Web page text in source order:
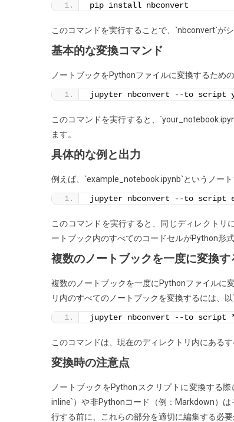
pip install nbconvert
このコマンドを実行することで、`nbconvert`が
基本的な変換コマンド
ノートブックをPythonファイルに変換するため
jupyter nbconvert --to script
このコマンドを実行すると、
ます。
具体的な例と出力
例えば、`example_notebook.ipynb`というノー
jupyter nbconvert --to script
このコマンドを実行すると、同じディレクトリ
ートブック内のすべてのコードセルがPython形
複数のノートブックを一度に変換す
複数のノートブックを一度にPythonファイルに
リ内のすべてのノートブックを変換するには、以
jupyter nbconvert --to script
このコマンドは、現在のディレクトリ内にある
変換時の注意点
ノートブックをPythonスクリプトに変換する
inline`）や非Pythonコード（例：Markdown）
行する前に、これらの部分を適切に編集する必要